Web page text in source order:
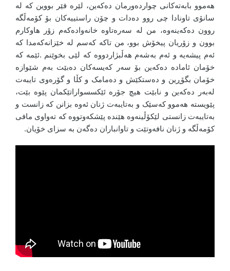
هەموو بابەتەکانی چواردەورمان دەکەین، لێرە فێر بووین کە لە
سانۆی تاونادا چی روو دەدات و چۆن راستییەکان بۆ کۆمەڵگە
روون دەکەینەوە، من لە سەرەتاوە خانەوادەکەم زۆر هاوکارم
بوون و زۆریان پیخۆش بوو، من تاکە کەسم لە خێزانەکەمدا کە
ئەم پیشەیە و ئەم بەشەم هەڵبژاردووە کە لێی بخوێنم .ئێمە کە
خۆمان ئامادە دەکەین بۆ سەر کەیسەکان دەبێت بەم شێوازە
خۆمان بگۆڕین و دەستکێش و دەمامک و کڵا و گۆرەوی تایبەت
لەبەر دەکەین و نابێت هیچ جۆرە ئێکسسواراتێکمان پێوە بێت،
پێویستە هەموو کەسێک و بەتایبەت ژنان ئەوە بزانن کە زانست و
بەتایبەت زانستی لێکۆڵینەوە هێندە پێشکەوتووە کە تەواوی مافی
کۆمەڵگە و ژنان نافەوتێت و تاوانباران دەگەن بە سزای خۆیان.